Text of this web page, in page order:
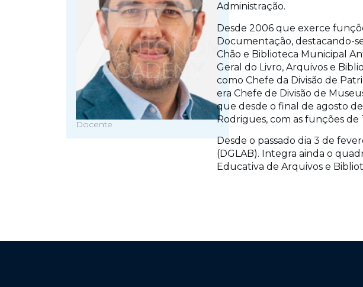
Docente
Administração.
Desde 2006 que exerce
Documentação, destacando-
Chão e Biblioteca Municipal
Geral do Livro, Arquivos e
como Chefe da Divisão de
era Chefe de Divisão de
que desde o final de agosto
Rodrigues, com as funções de
Desde o passado dia 3 de
(DGLAB). Integra ainda o
Educativa de Arquivos e